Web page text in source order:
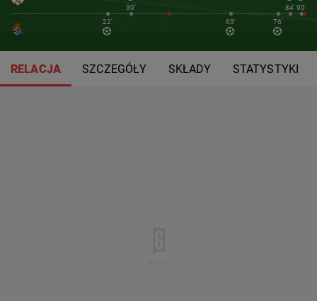
30'
22'
84' 90'
63'
76'
RELACJA SZCZEGÓŁY SKŁADY STATYSTYKI